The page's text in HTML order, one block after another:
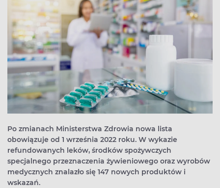
Po zmianach Ministerstwa Zdrowia nowa lista
obowiązuje od 1 września 2022 roku. W wykazie
refundowanych leków, środków spożywczych
specjalnego przeznaczenia żywieniowego oraz wyrobów
medycznych znalazło się 147 nowych produktów i
wskazań.